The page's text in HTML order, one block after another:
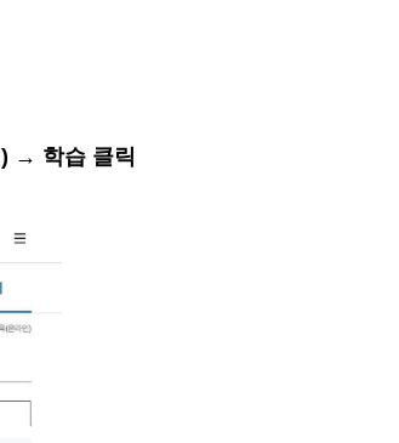
) → 학습 클릭